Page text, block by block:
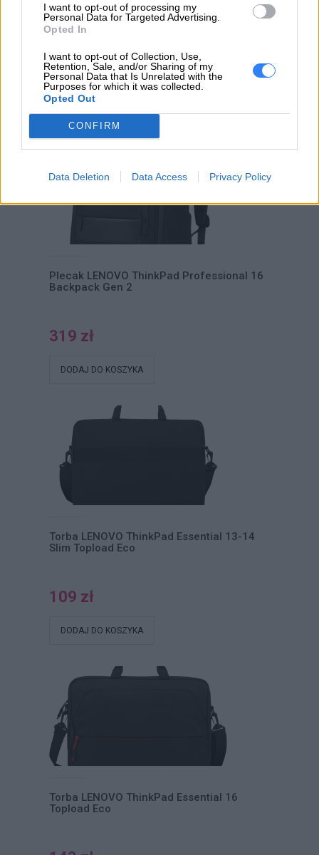
I want to opt-out of processing my
Personal Data for Targeted Advertising.
Opted In
I want to opt-out of Collection, Use,
Retention, Sale, and/or Sharing of my
Personal Data that Is Unrelated with the
Purposes for which it was collected.
Opted Out
CONFIRM
Data Deletion Data Access Privacy Policy
POLECANE PRODUKTY
Plecak LENOVO ThinkPad Professional 16
Backpack Gen 2
319 zł
DODAJ DO KOSZYKA
Torba LENOVO ThinkPad Essential 13-14
Slim Topload Eco
109 zł
DODAJ DO KOSZYKA
Torba LENOVO ThinkPad Essential 16
Topload Eco